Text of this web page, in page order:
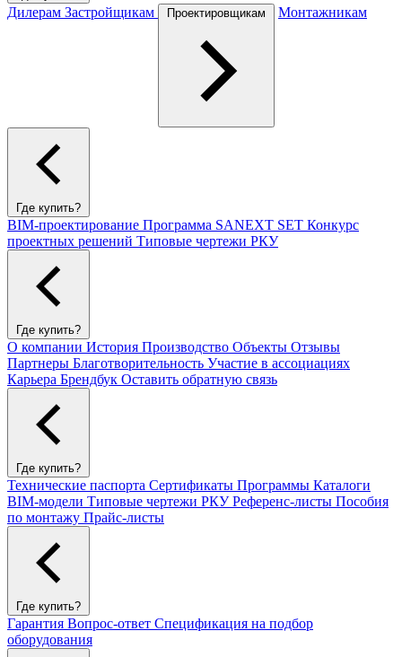
Дилерам Застройщикам Проектировщикам Монтажникам
Где купить?
BIM-проектирование Программа SANEXT SET Конкурс
проектных решений Типовые чертежи РКУ
Где купить?
О компании История Производство Объекты Отзывы
Партнеры Благотворительность Участие в ассоциациях
Карьера Брендбук Оставить обратную связь
Где купить?
Технические паспорта Сертификаты Программы Каталоги
BIM-модели Типовые чертежи РКУРеференс-листы Пособия
по монтажу Прайс-листы
Где купить?
Гарантия Вопрос-ответ Спецификация на подбор
оборудования